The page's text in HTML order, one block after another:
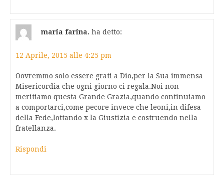
maria farina. ha detto:
12 Aprile, 2015 alle 4:25 pm
Oovremmo solo essere grati a Dio,per la Sua immensa
Misericordia che ogni giorno ci regala.Noi non
meritiamo questa Grande Grazia,quando continuiamo
a comportarci,come pecore invece che leoni,in difesa
della Fede,lottando x la Giustizia e costruendo nella
fratellanza.
Rispondi